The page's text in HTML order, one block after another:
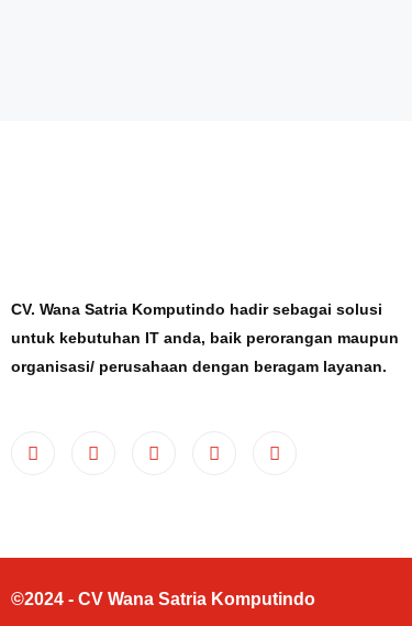
CV. Wana Satria Komputindo hadir sebagai solusi
untuk kebutuhan IT anda, baik perorangan maupun
organisasi/ perusahaan dengan beragam layanan.
©2024 - CV Wana Satria Komputindo